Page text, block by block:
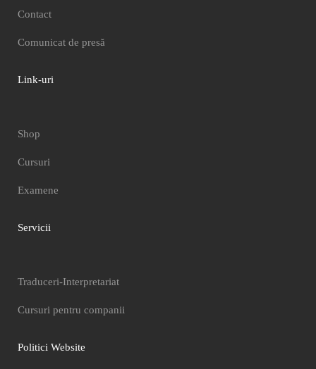
Contact
Comunicat de presă
Link-uri
Shop
Cursuri
Examene
Servicii
Traduceri-Interpretariat
Cursuri pentru companii
Politici Website